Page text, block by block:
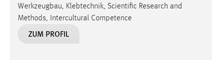
Werkzeugbau, Klebtechnik, Scientific Research and
Methods, Intercultural Competence
ZUM PROFIL